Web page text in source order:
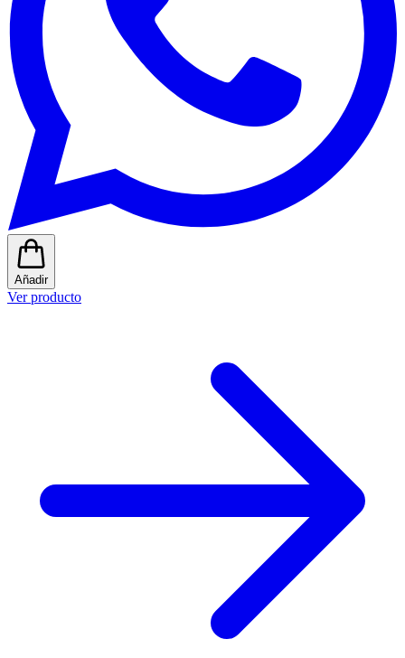
Añadir
Ver producto